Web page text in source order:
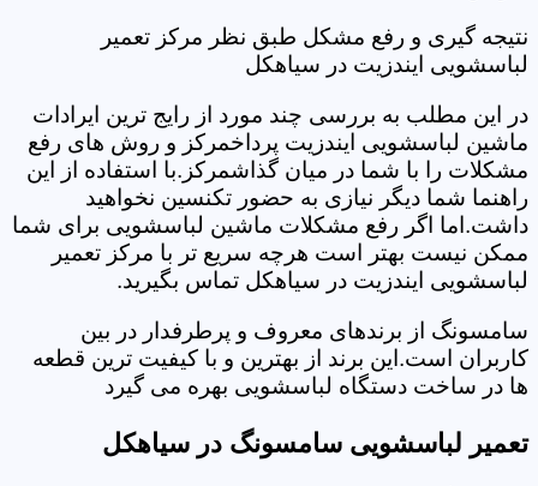
نتیجه گیری و رفع مشکل طبق نظر مرکز تعمیر
لباسشویی ایندزیت در سیاهکل
در این مطلب به بررسی چند مورد از رایج ترین ایرادات
ماشین لباسشویی ایندزیت پرداخمرکز و روش های رفع
مشکلات را با شما در میان گذاشمرکز.با استفاده از این
راهنما شما دیگر نیازی به حضور تکنسین نخواهید
داشت.اما اگر رفع مشکلات ماشین لباسشویی برای شما
ممکن نیست بهتر است هرچه سریع تر با مرکز تعمیر
لباسشویی ایندزیت در سیاهکل تماس بگیرید.
سامسونگ از برندهای معروف و پرطرفدار در بین
کاربران است.این برند از بهترین و با کیفیت ترین قطعه
ها در ساخت دستگاه لباسشویی بهره می گیرد
تعمیر لباسشویی سامسونگ در سیاهکل